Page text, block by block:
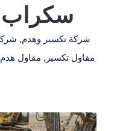
سكراب 0507170183
شركة تكسير وهدم,
مقاول تكسير , مقاول هدم